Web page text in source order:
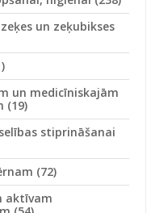
un zeķubikses
un medicīniskajām
(19)
stiprināšanai
(72)
aktīvam